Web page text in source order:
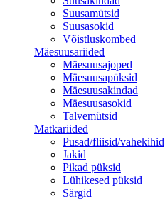
Suusamütsid
Suusasokid
Võistluskombed
Mäesuusariided
Mäesuusajoped
Mäesuusapüksid
Mäesuusakindad
Mäesuusasokid
Talvemütsid
Matkariided
Pusad/fliisid/vahekihid
Jakid
Pikad püksid
Lühikesed püksid
Särgid